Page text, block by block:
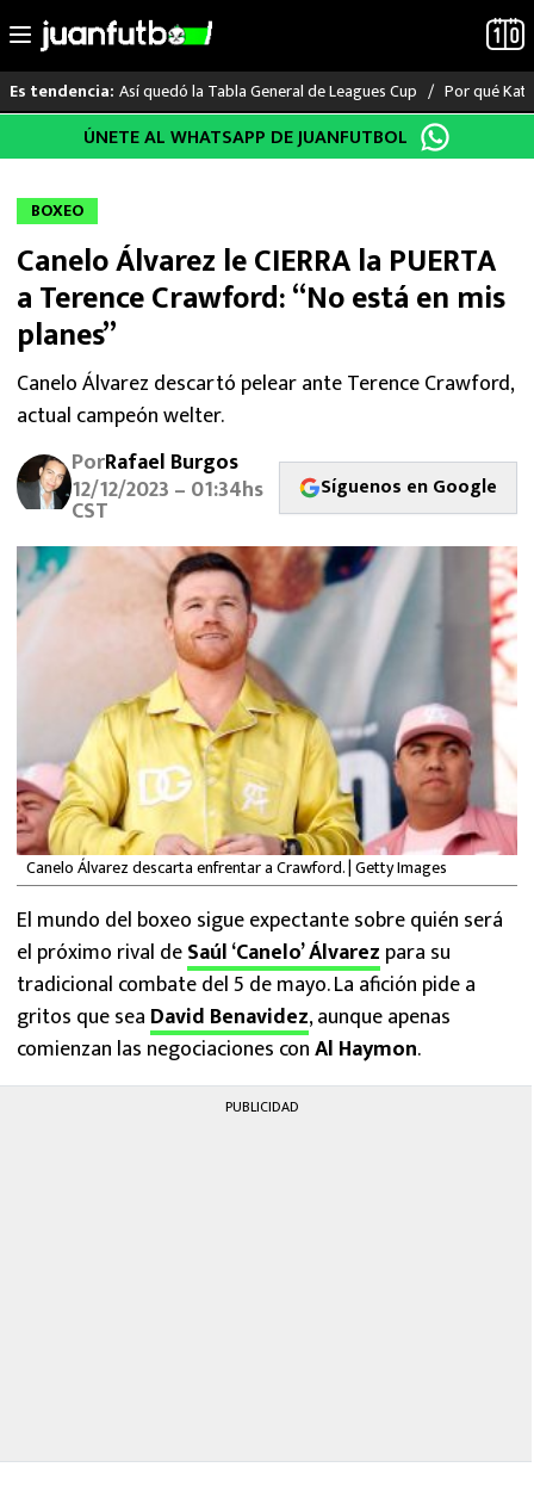
al
Es tendencia: Así quedó la Tabla General de Leagues Cup Por qué
LO ÚLTIMO
LIGA MX
RAYADOS
PUMAS
ATLANTE
FUTBOL INTERNACIONAL
MEXICANOS EN EL EXTRANJERO
FUTBOL ESTUFA
LIGA MX
NFL
ÚNETE AL WHATSAPP DE JUANFUTBOL
BOXEO
Canelo Álvarez le CIERRA la PUERTA
a Terence Crawford: “No está en mis
planes”
Canelo Álvarez descartó pelear ante Terence Crawford,
actual campeón welter.
PorRafael Burgos
12/12/2023 – 01:34hs
CST
Síguenos en Google
Canelo Álvarez descarta enfrentar a Crawford. | Getty Images
El mundo del boxeo sigue expectante sobre quién será
el próximo rival deSaúl ‘Canelo’ Álvarez para su
tradicional combate del 5 de mayo. La afición pide a
gritos que sea David Benavidez, aunque apenas
comienzan las negociaciones conAl Haymon.
PUBLICIDAD